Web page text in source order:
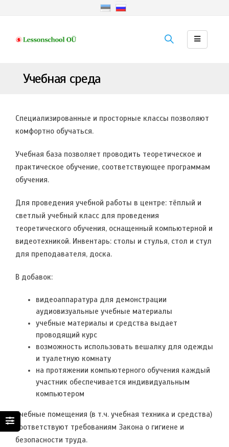
Учебная среда
Специализированные и просторные классы позволяют
комфортно обучаться.
Учебная база позволяет проводить теоретическое и
практическое обучение, соответствующее программам
обучения.
Для проведения учебной работы в центре: тёплый и
светлый учебный класс для проведения
теоретического обучения, оснащенный компьютерной и
видеотехникой. Инвентарь: столы и стулья, стол и стул
для преподавателя, доска.
В добавок:
видеоаппаратура для демонстрации
аудиовизуальные учебные материалы
учебные материалы и средства выдает
проводящий курс
возможность использовать вешалку для одежды
и туалетную комнату
на протяжении компьютерного обучения каждый
участник обеспечивается индивидуальным
компьютером
Учебные помещения (в т.ч. учебная техника и средства)
соответствуют требованиям Закона о гигиене и
безопасности труда.